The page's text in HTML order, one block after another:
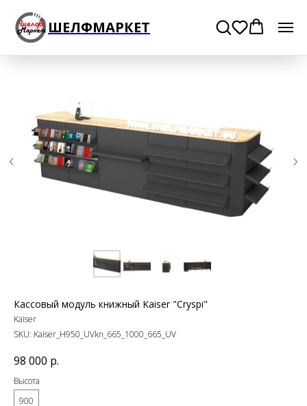
ШЕЛФМАРКЕТ
Кассовый модуль книжный Kaiser "Cryspi"
Kaiser
SKU: Kaiser_H950_UVkn_665_1000_665_UV
98 000 р.
Высота
900